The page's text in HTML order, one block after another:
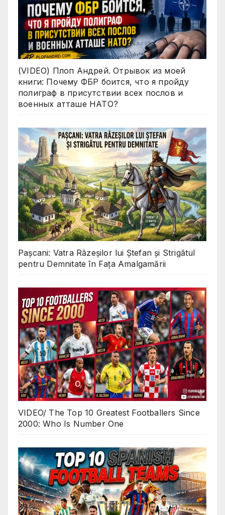
(VIDEO) Плоп Андрей. Отрывок из моей
книги: Почему ФБР боится, что я пройду
полиграф в присутствии всех послов и
военных атташе НАТО?
Pașcani: Vatra Răzeșilor lui Ștefan și Strigătul
pentru Demnitate în Fața Amalgamării
VIDEO/ The Top 10 Greatest Footballers Since
2000: Who Is Number One